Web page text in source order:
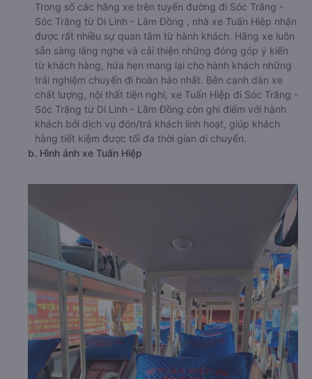
Trong số các hãng xe trên tuyến đường đi Sóc Trăng -
Sóc Trăng từ Di Linh - Lâm Đồng , nhà xe Tuấn Hiệp nhận
được rất nhiều sự quan tâm từ hành khách. Hãng xe luôn
sẵn sàng lắng nghe và cải thiện những đóng góp ý kiến
từ khách hàng, hứa hẹn mang lại cho hành khách những
trải nghiệm chuyến đi hoàn hảo nhất. Bên cạnh dàn xe
chất lượng, nội thất tiện nghi, xe Tuấn Hiệp đi Sóc Trăng -
Sóc Trăng từ Di Linh - Lâm Đồng còn ghi điểm với hành
khách bởi dịch vụ đón/trả khách linh hoạt, giúp khách
hàng tiết kiệm được tối đa thời gian di chuyển.
b. Hình ảnh xe Tuấn Hiệp